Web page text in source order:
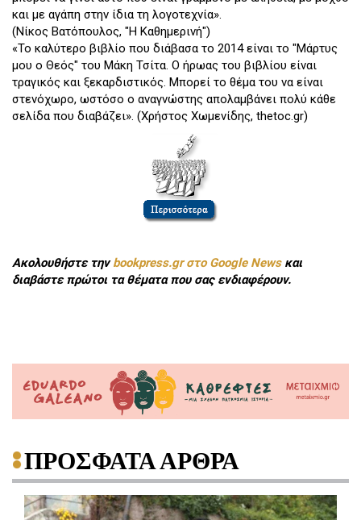
και με αγάπη στην ίδια τη λογοτεχνία».
(Νίκος Βατόπουλος, "Η Καθημερινή")
«Το καλύτερο βιβλίο που διάβασα το 2014 είναι το "Μάρτυς
μου ο Θεός" του Μάκη Τσίτα. Ο ήρωας του βιβλίου είναι
τραγικός και ξεκαρδιστικός. Μπορεί το θέμα του να είναι
στενόχωρο, ωστόσο ο αναγνώστης απολαμβάνει πολύ κάθε
σελίδα που διαβάζει». (Χρήστος Χωμενίδης, thetoc.gr)
Ακολουθήστε τηνbookpress.gr στο Google Newsκαι
διαβάστε πρώτοι τα θέματα που σας ενδιαφέρουν.
ΠΡΟΣΦΑΤΑ ΑΡΘΡΑ